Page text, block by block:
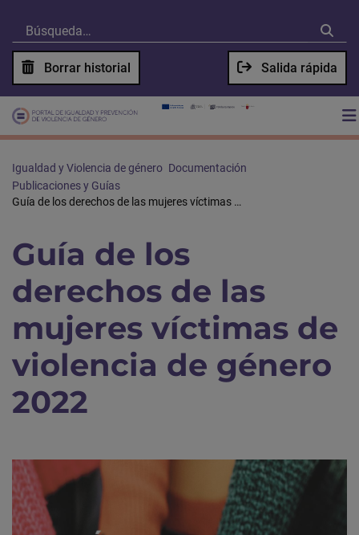
Borrar historial Salida rápida
Igualdad y Violencia de género Documentación
Publicaciones y Guías
Guía de los derechos de las mujeres víctimas de violencia de género 2022
Guía de los
derechos de las
mujeres víctimas de
violencia de género
2022